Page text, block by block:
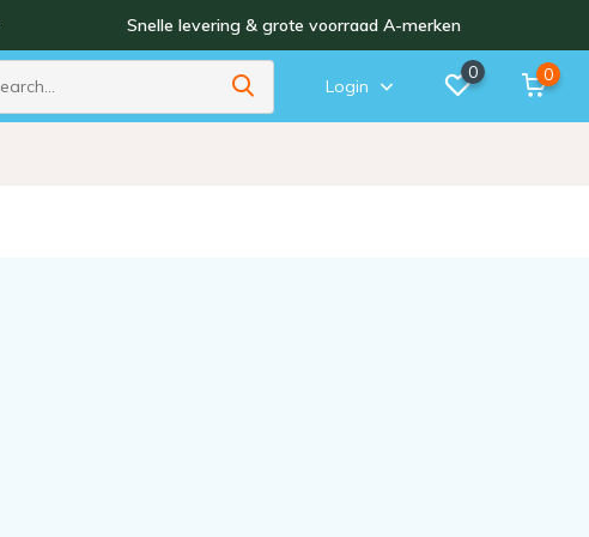
Snelle levering & grote voorraad A-merken
Login
0 0